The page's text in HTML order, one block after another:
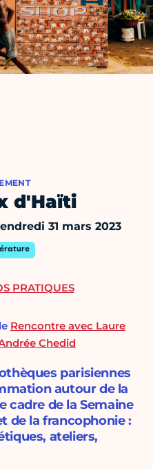
d'Haïti
31 mars 2023
Rencontre avec Laure
Chedid
parisiennes
autour de la
cadre de la Semaine
de la francophonie :
ateliers,
PRATIQUES